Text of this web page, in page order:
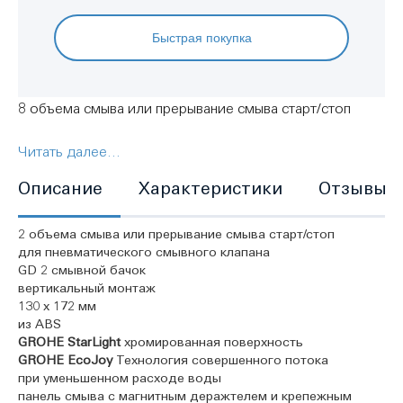
Быстрая покупка
8 объема смыва или прерывание смыва старт/стоп
Технология совершенного потока: расходуйте
меньше воды с прежним эффектом
Читать далее...
Описание
2 объема смыва или прерывание смыва старт/стоп
для пневматического смывного клапана
GD 2 смывной бачок
вертикальный монтаж
130 x 172 мм
из ABS
GROHE StarLightхромированная поверхность
GROHE EcoJoyТехнология совершенного потока
при уменьшенном расходе воды
панель смыва с магнитным деражтелем и крепежным
Характеристики Отзывы